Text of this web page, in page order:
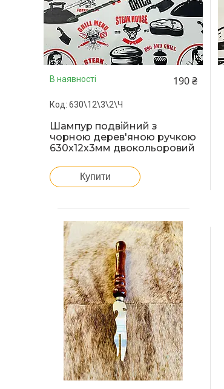
В наявності 190 ₴
630\12\3\2\Ч
Шампур подвійний з
чорною дерев'яною ручкою
630х12х3мм двокольоровий
Купити